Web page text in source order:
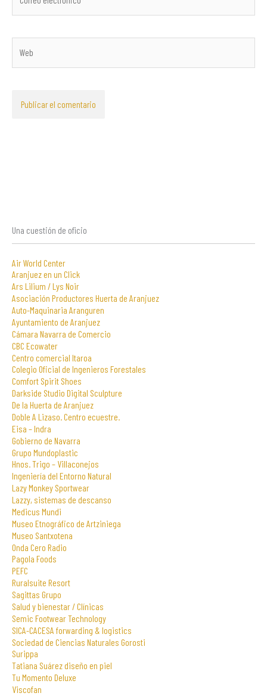
electrónico*
Una cuestión de oficio
Air World Center
Aranjuez en un Click
Ars Lilium / Lys Noir
Asociación Productores Huerta de Aranjuez
Auto-Maquinaria Aranguren
Ayuntamiento de Aranjuez
Cámara Navarra de Comercio
CBC Ecowater
Centro comercial Itaroa
Colegio Oficial de Ingenieros Forestales
Comfort Spirit Shoes
Darkside Studio Digital Sculpture
De la Huerta de Aranjuez
Doble A Lizaso. Centro ecuestre.
Eisa – Indra
Gobierno de Navarra
Grupo Mundoplastic
Hnos. Trigo – Villaconejos
Ingeniería del Entorno Natural
Lazy Monkey Sportwear
Lazzy, sistemas de descanso
Medicus Mundi
Museo Etnográfico de Artziniega
Museo Santxotena
Onda Cero Radio
Pagola Foods
PEFC
Ruralsuite Resort
Sagittas Grupo
Salud y bienestar / Clínicas
Semic Footwear Technology
SICA-CACESA forwarding & logistics
Sociedad de Ciencias Naturales Gorosti
Surippa
Tatiana Suárez diseño en piel
Tu Momento Deluxe
Viscofan